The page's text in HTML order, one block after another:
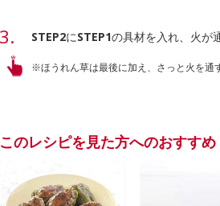
STEP2にSTEP1の具材を入れ、火が
※ほうれん草は最後に加え、さっと火を通す
このレシピを見た方へのおすすめ